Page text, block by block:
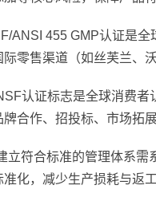
ANSI 455 GMP认证是
零售渠道（如丝芙兰、
认证标志是全球消费者
合作、招投标、市场拓
立符合标准的管理体系需
化，减少生产损耗与返